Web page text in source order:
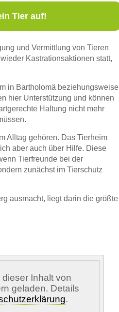
Tier auf!
und Vermittlung von Tieren
Kastrationsaktionen statt,
in Bartholomä beziehungsweise
hier Unterstützung und können
Haltung nicht mehr
Alltag gehören. Das Tierheim
aber auch über Hilfe. Diese
Tierfreunde bei der
zunächst im Tierschutz
ausmacht, liegt darin die größte
Inhalt von
geladen. Details
.